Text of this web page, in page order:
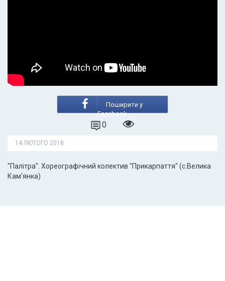
Поширити у
Facebook
0
14 ЛЮТОГО 2018
"Палітра". Хореографічний колектив "Прикарпаття" (с.Велика
Кам'янка)